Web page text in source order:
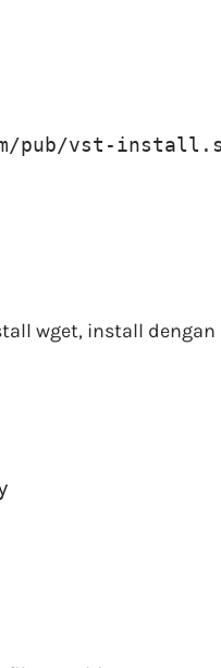
pub/vst-
wget, install dengan